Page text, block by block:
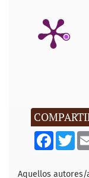
F
a
b
T
w
t
Aquellos autores/